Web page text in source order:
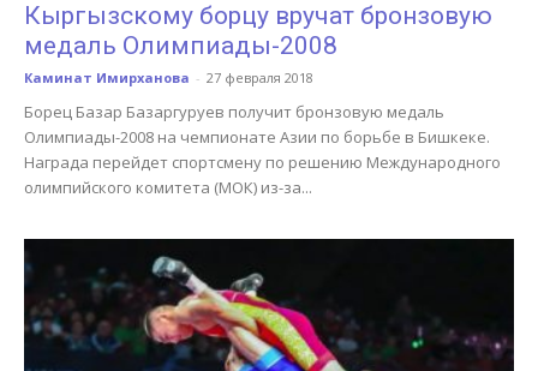
Кыргызскому борцу вручат бронзовую
медаль Олимпиады-2008
Каминат Имирханова - 27 февраля 2018
Борец Базар Базаргуруев получит бронзовую медаль
Олимпиады-2008 на чемпионате Азии по борьбе в Бишкеке.
Награда перейдет спортсмену по решению Международного
олимпийского комитета (МОК) из-за...